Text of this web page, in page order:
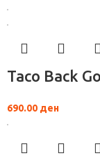
Taco Back
690.00 ден